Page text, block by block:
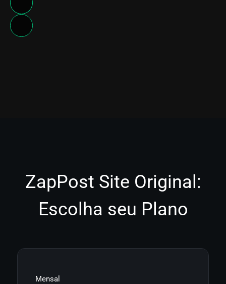
ZapPost Site Original:
Escolha seu Plano
Mensal